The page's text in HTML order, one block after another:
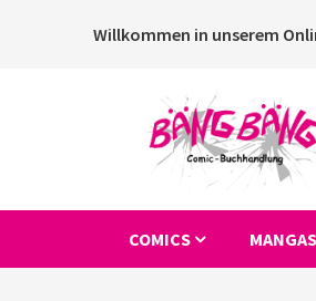
Willkommen in unserem
COMICS MANGAS